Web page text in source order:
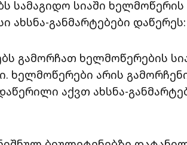
სამაგიდო სიაში
ახსნა-განმარტებები დაწერეს:
გამორჩათ ხელმოწერების
ხელმოწერები არის
აქვთ ახსნა-